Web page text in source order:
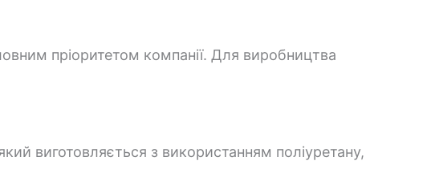
пріоритетом компанії. Для виробництва
виготовляється з використанням поліуретану,